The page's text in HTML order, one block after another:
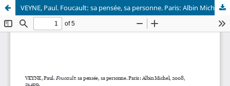
VEYNE, Paul. Foucault: sa pensée, sa personne. Paris: Albin Michel, 2008, 214pp.